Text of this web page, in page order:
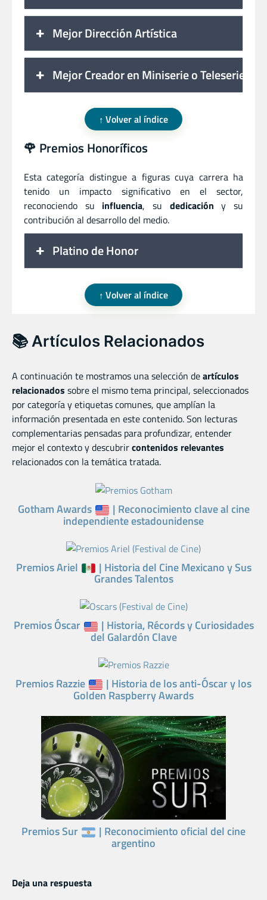
Mejor Dirección Artística
Mejor Creador en Miniserie o Teleserie
Volver al índice
🌹 Premios Honoríficos
Esta categoría distingue a figuras cuya carrera ha
tenido un impacto significativo en el sector,
reconociendo su influencia, su dedicación y su
contribución al desarrollo del medio.
Platino de Honor
Volver al índice
📚 Artículos Relacionados
A continuación te mostramos una selección deartículos
relacionados sobre el mismo tema principal, seleccionados
por categoría y etiquetas comunes, que amplían la
información presentada en este contenido. Son lecturas
complementarias pensadas para profundizar, entender
mejor el contexto y descubrircontenidos relevantes
relacionados con la temática tratada.
Gotham Awards | Reconocimiento clave al cine
independiente estadounidense
Premios Ariel | Historia del Cine Mexicano y Sus
Grandes Talentos
Premios Óscar | Historia, Récords y Curiosidades
del Galardón Clave
Premios Razzie | Historia de los anti-Óscar y los
Golden Raspberry Awards
Premios Sur | Reconocimiento oficial del cine
argentino
Deja una respuesta